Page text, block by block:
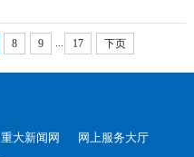
8 9 17 下页
重大新闻网
网上服务大厅